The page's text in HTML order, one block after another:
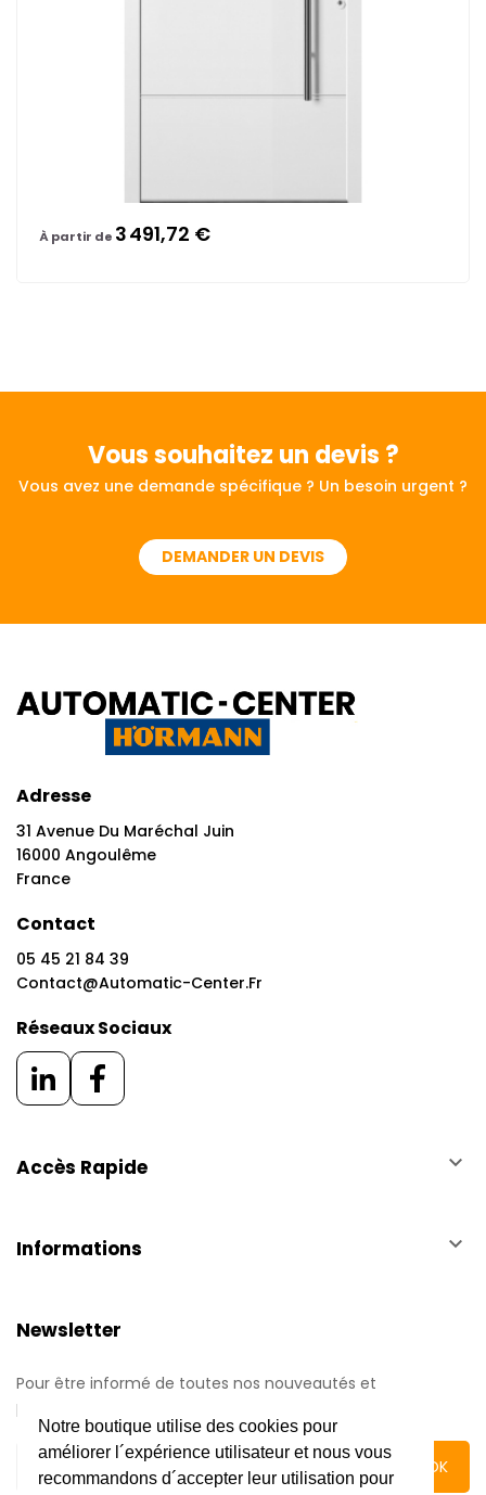
Notre boutique utilise des cookies pour
améliorer l´expérience utilisateur et nous vous
recommandons d´accepter leur utilisation pour
À partir de 3 491,72 €
Vous souhaitez un devis ?
Vous avez une demande spécifique ? Un besoin urgent ?
DEMANDER UN DEVIS
Adresse
31 Avenue Du Maréchal Juin
16000 Angoulême
France
Contact
05 45 21 84 39
Contact@automatic-Center.fr
Réseaux Sociaux
Accès Rapide keyboard_arrow_down
Informations keyboard_arrow_down
Newsletter
Pour être informé de toutes nos nouveautés et
promotions.